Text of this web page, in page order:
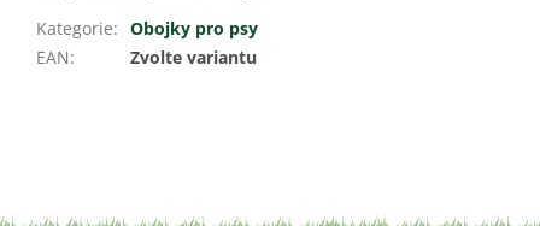
Kategorie: Obojky pro psy
EAN: Zvolte variantu